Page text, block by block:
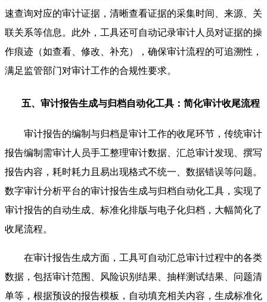
速查询对应的审计证据，清晰查看证据的采集时间、来源、关
联关系等信息。此外，工具还可自动记录审计人员对证据的操
作痕迹（如查看、修改、补充），确保审计流程的可追溯性，
满足监管部门对审计工作的合规性要求。
五、审计报告生成与归档自动化工具：简化审计收尾流程
审计报告的编制与归档是审计工作的收尾环节，传统审计
报告编制需审计人员手工整理审计数据、汇总审计发现、撰写
报告内容，耗时耗力且易出现格式不统一、数据错误等问题。
数字审计分析平台的审计报告生成与归档自动化工具，实现了
审计报告的自动生成、标准化排版与电子化归档，大幅简化了
收尾流程。
在审计报告生成方面，工具可自动汇总审计过程中的各类
数据，包括审计范围、风险识别结果、抽样测试结果、问题清
单等，根据预设的报告模板，自动填充相关内容，生成标准化